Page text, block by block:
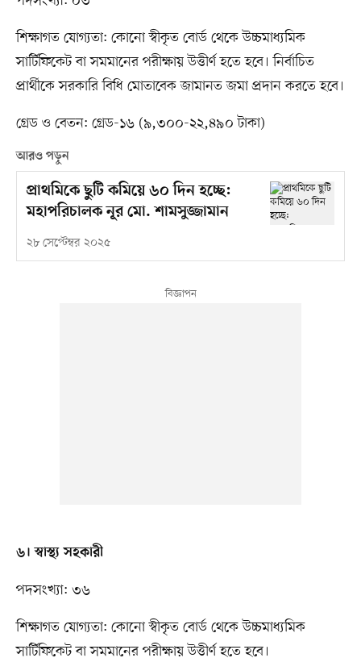
শিক্ষাগত যোগ্যতা: কোনো স্বীকৃত বোর্ড থেকে উচ্চমাধ্যমিক
সার্টিফিকেট বা সমমানের পরীক্ষায় উত্তীর্ণ হতে হবে। নির্বাচিত
প্রার্থীকে সরকারি বিধি মোতাবেক জামানত জমা প্রদান করতে হবে।
গ্রেড ও বেতন: গ্রেড-১৬ (৯,৩০০-২২,৪৯০ টাকা)
আরও পড়ুন
প্রাথমিকে ছুটি কমিয়ে ৬০ দিন হচ্ছে:
মহাপরিচালক নূর মো. শামসুজ্জামান
২৮ সেপ্টেম্বর ২০২৫
৬। স্বাস্থ্য সহকারী
পদসংখ্যা: ৩৬
শিক্ষাগত যোগ্যতা: কোনো স্বীকৃত বোর্ড থেকে উচ্চমাধ্যমিক
সার্টিফিকেট বা সমমানের পরীক্ষায় উত্তীর্ণ হতে হবে।